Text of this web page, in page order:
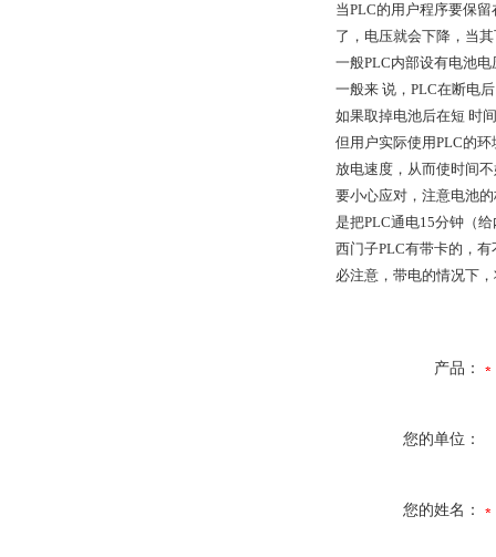
当PLC的用户程序要保
了，电压就会下降，当
一般PLC内部设有电池
一般来 说，PLC在断电
如果取掉电池后在短 时
但用户实际使用PLC的
放电速度，从而使时间
要小心应对，注意电池
是把PLC通电15分钟（
西门子PLC有带卡的，
必注意，带电的情况下
产品：
您的单位：
您的姓名：